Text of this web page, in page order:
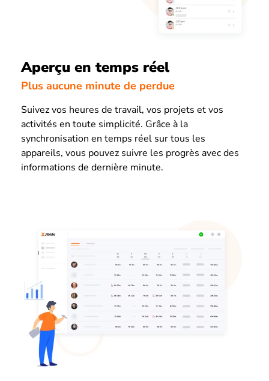
Aperçu en temps réel
Plus aucune minute de perdue
Suivez vos heures de travail, vos projets et vos
activités en toute simplicité. Grâce à la
synchronisation en temps réel sur tous les
appareils, vous pouvez suivre les progrès avec des
informations de dernière minute.